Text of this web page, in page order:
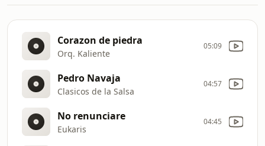
Corazon de piedra
Orq. Kaliente
05:09
Pedro Navaja
Clasicos de la Salsa
04:57
No renunciare
Eukaris
04:45